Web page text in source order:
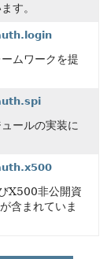
す。
ムワークを提
ールの実装に
X500非公開資
含まれていま